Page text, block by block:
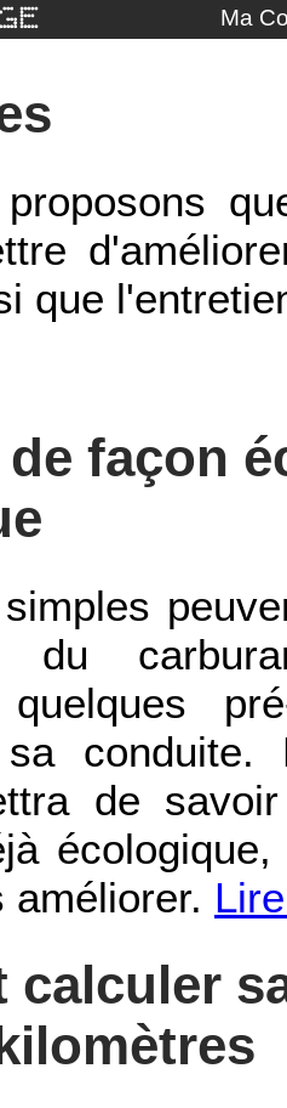
Ma
que
façon
du
quelques
sa
de
améliorer.
calculer